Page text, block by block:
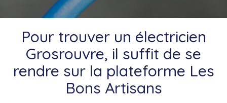
Pour trouver un électricien
Grosrouvre, il suffit de se
rendre sur la plateforme Les
Bons Artisans